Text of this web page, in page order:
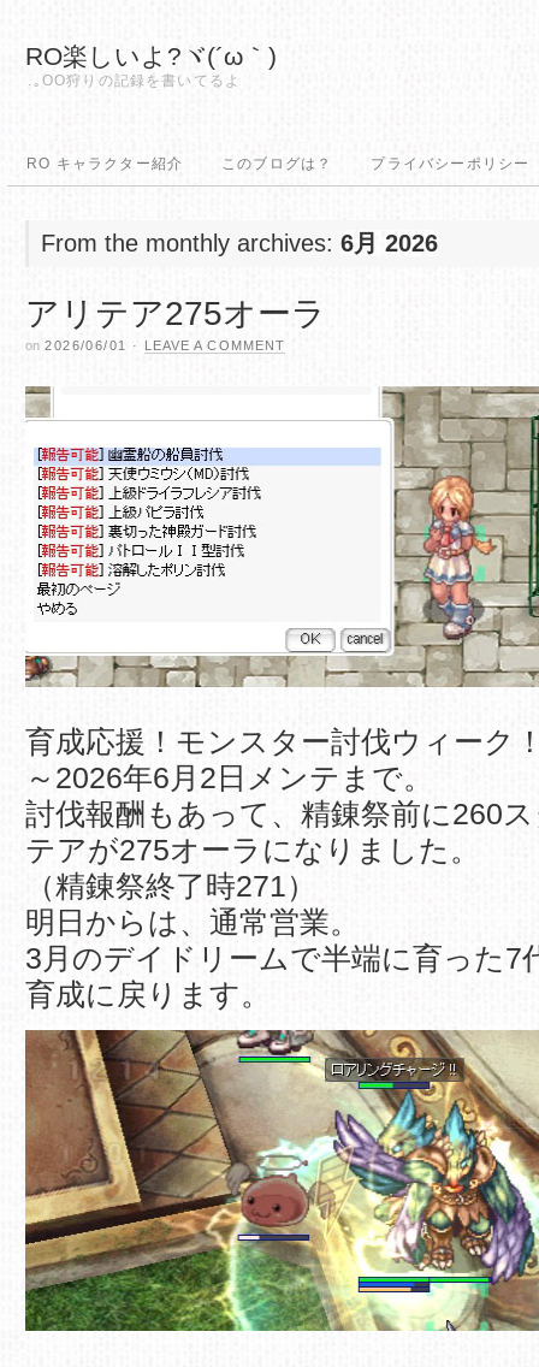
RO楽しいよ?ヾ(´ω｀)
.｡OO狩りの記録を書いてるよ
RO キャラクター紹介 このブログは？ プライバシーポリシー
From the monthly archives: 6月 2026
アリテア275オーラ
on 2026/06/01 · LEAVE A COMMENT
育成応援！モンスター討伐ウィーク
～2026年6月2日メンテまで。
討伐報酬もあって、精錬祭前に260
テアが275オーラになりました。
（精錬祭終了時271）
明日からは、通常営業。
3月のデイドリームで半端に育った7
育成に戻ります。